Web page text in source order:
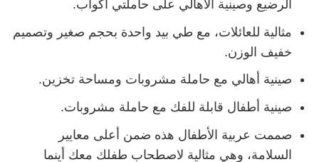
الرضيع وصينية الأهالي على حاملتي أكواب.
مثالية للعائلات، مع طي بيد واحدة بحجم صغير وتصميم
خفيف الوزن.
صينية أهالي مع حاملة مشروبات ومساحة تخزين.
صينية أطفال قابلة للفك مع حاملة مشروبات.
صممت عربية الأطفال هذه ضمن أعلى معايير
السلامة، وهي مثالية لاصطحاب طفلك معك أينما